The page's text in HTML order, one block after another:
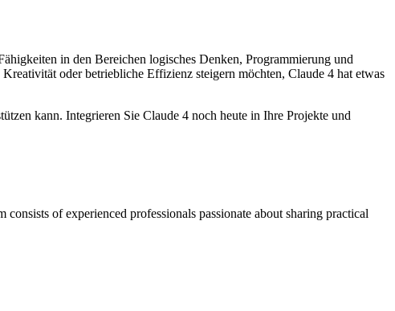
in den Bereichen logisches Denken, Programmierung und
oder betriebliche Effizienz steigern möchten, Claude 4 hat etwas
kann. Integrieren Sie Claude 4 noch heute in Ihre Projekte und
of experienced professionals passionate about sharing practical